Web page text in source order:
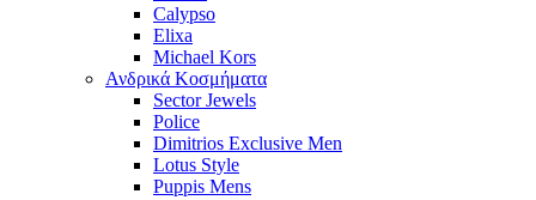
Calypso
Elixa
Michael Kors
Ανδρικά Κοσμήματα
Sector Jewels
Police
Dimitrios Exclusive Men
Lotus Style
Puppis Mens